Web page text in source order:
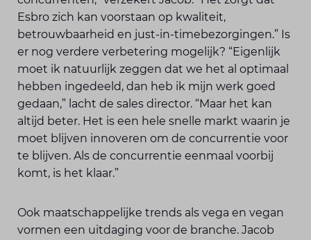
Esbro zich kan voorstaan op kwaliteit,
betrouwbaarheid en just-in-timebezorgingen.” Is
er nog verdere verbetering mogelijk? “Eigenlijk
moet ik natuurlijk zeggen dat we het al optimaal
hebben ingedeeld, dan heb ik mijn werk goed
gedaan,” lacht de sales director. “Maar het kan
altijd beter. Het is een hele snelle markt waarin je
moet blijven innoveren om de concurrentie voor
te blijven. Als de concurrentie eenmaal voorbij
komt, is het klaar.”
Ook maatschappelijke trends als vega en vegan
vormen een uitdaging voor de branche. Jacob